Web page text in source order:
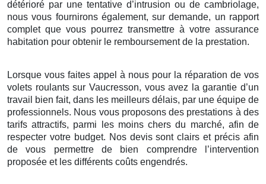
détérioré par une tentative d’intrusion ou de cambriolage,
nous vous fournirons également, sur demande, un rapport
complet que vous pourrez transmettre à votre assurance
habitation pour obtenir le remboursement de la prestation.
Lorsque vous faites appel à nous pour la réparation de vos
volets roulants sur Vaucresson, vous avez la garantie d’un
travail bien fait, dans les meilleurs délais, par une équipe de
professionnels. Nous vous proposons des prestations à des
tarifs attractifs, parmi les moins chers du marché, afin de
respecter votre budget. Nos devis sont clairs et précis afin
de vous permettre de bien comprendre l’intervention
proposée et les différents coûts engendrés.